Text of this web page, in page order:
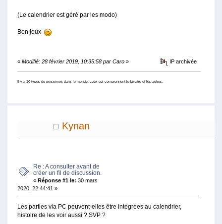
(Le calendrier est géré par les modo)
Bon jeux
« Modifié: 28 février 2019, 10:35:58 par Caro» IP archivée
Il y a 10 types de personnes dans le monde, ceux qui comprennent le binaire et les autres.
Kynan
Re : A consulter avant de
créer un fil de discussion.
«Réponse #1 le: 30 mars
2020, 22:44:41 »
Les parties via PC peuvent-elles être intégrées au calendrier,
histoire de les voir aussi ? SVP ?